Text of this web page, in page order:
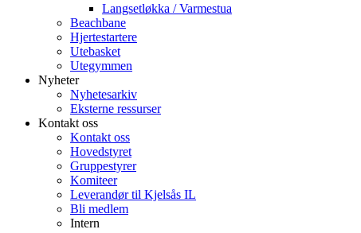
Langsetløkka / Varmestua
Beachbane
Hjertestartere
Utebasket
Utegymmen
Nyheter
Nyhetesarkiv
Eksterne ressurser
Kontakt oss
Kontakt oss
Hovedstyret
Gruppestyrer
Komiteer
Leverandør til Kjelsås IL
Bli medlem
Intern